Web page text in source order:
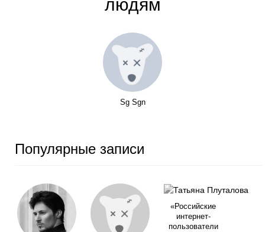
людям
Sg Sgn
Популярные записи
«Российские
интернет-
пользователи